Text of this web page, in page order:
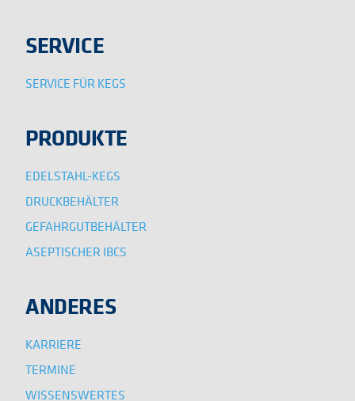
SERVICE
SERVICE FÜR KEGS
PRODUKTE
EDELSTAHL-KEGS
DRUCKBEHÄLTER
GEFAHRGUTBEHÄLTER
ASEPTISCHER IBCS
ANDERES
KARRIERE
TERMINE
WISSENSWERTES